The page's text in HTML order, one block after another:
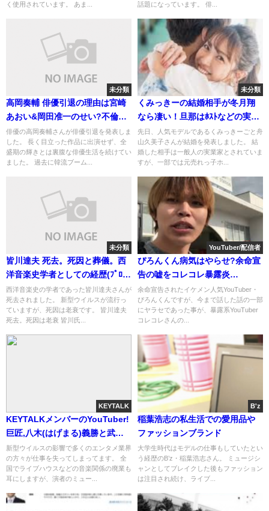
く使用されています。 あま...
話題になっています。 俳...
未分類
高岡奏輔 俳優引退の理由は宮崎
あおい&岡田准一のせい?不倫略
奪[画像
俳優の高岡奏輔さんが俳優引退を発表しま
した。 長く目立った作品に出演せず、全
盛期の輝きとは裏腹な俳優生活を続けてい
ました。 過去に韓流ブーム...
未分類
くみっきーの結婚相手が冬月翔
なら凄い！旦那はﾎｽﾄなどの実業
家(画像)
先日、人気モデルであるくみっきーごと舟
山久美子さんが結婚を発表しました。 結
婚した相手は一般人の実業家とされていま
すが、一部では元売れっ子ホ...
未分類
皆川達夫 死去。死因と葬儀。西
洋音楽史学者としての経歴(ﾌﾟﾛﾌｨ
ｰﾙ)
西洋音楽史の学者であった皆川達夫さんが
死去されました。 新型ウイルスが流行っ
ていますが、死因は老衰です。 皆川達夫
死去。死因は老衰 皆川氏...
YouTuber/配信者
ぴろんくん病気はやらせ?余命宣
告の嘘をコレコレ暴露炎
上!PayPay返金と30万の女
余命宣告されたイケメン人気YouTuber・
ぴろんくんですが、今まで話した話の一部
にヤラセであった事が、暴露系YouTuber
コレコレさんの...
KEYTALK
KEYTALKメンバーのYouTuber!
巨匠,八木(はげまる)義勝と武正
は?
新型ウイルスの影響で多くのエンタメ業界
の方々が仕事を失ってしまってます。 全
国でライブハウスなどの音楽関係の廃業も
耳にしますが、演者のミュー...
B'z
稲葉浩志の私生活での愛用品や
ファッションブランド
大学生時代はモデルの仕事もしていたとい
う経歴のB’z・稲葉浩志さん。 ミュージシ
ャンとしてブレイクした後もファッション
は注目され続け、ライブ...